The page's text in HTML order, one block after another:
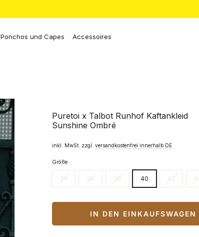
Ponchos und Capes Accessoires
Puretoi x Talbot Runhof Kaftankleid
Sunshine Ombré
inkl. MwSt. zzgl. versandkostenfrei innerhalb DE
Größe
34 36 38 40 42
IN DEN EINKAUFSWAGEN